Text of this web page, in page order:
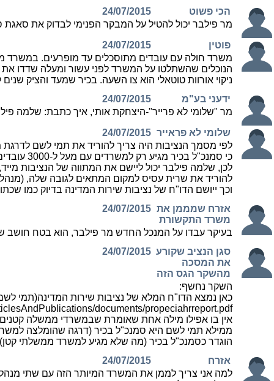
הכי פשוט
24/07/2015
מר פילבר יכול להטיל על המבקר הפנימי לבדוק את
פוטין
24/07/2015
משרד חולה עם עובדים מתוסכלים עד מופרעים. במשרד
הנוכלים שהשתלטו על המשרד לפני עשור ומעלה שדדו את
ניקוי אורוות טוטאלי הוא צו השעה. בכיר שמעד והציק
ידעני בע"מ
24/07/2015
מר "שלומי לא פרייר"-היצחקת אותי, איך כתבת: שלמה
שלומי לא פראייר 24/07/2015
לפי מסמך הנציבות היה צריך להוריד את תמי לשם
כי סמנכ"ל בכיר מגיע רק למשרדים עם מעל ל-3000 עובדים.
לכן, שלמה פילבר יכול ליישם את המתווה של הנציבות
להוריד את שרית עסיס למקום המתאים לגובה שלה,
וכך ייושם הדו"ח של נציבות שירות המדינה בדיוק כמו
אזרח שמממן את
משרד התקשורת
24/07/2015
בעיקר עבדו על המנכל החדש מר פילבר, הוא בטח חושב
סגן הנציב שקורע
את המסכה
מהשקר הגס הזה
24/07/2015
השקר נחשף:
כאן נמצא הדו"ח המלא של נציבות שירות המדינה(תמי
documents/propeciahrreport.pdf
אין בו אפילו מילה אחת שאומרת שבמשרדי ממשלה קטנים יהיו 2
ממילא תמי לשם היא סמנכ"ל בכיר (דרגה שהומלצה
הוגדר כסמנכ"ל בכיר (מה שלא מגיע למשרד ממשלתי
אזרח
24/07/2015
למה אני צריך לממן את המשרד המיותר הזה עם שתי